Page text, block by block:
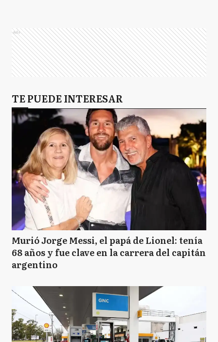
Ads
TE PUEDE INTERESAR
Murió Jorge Messi, el papá de Lionel: tenía
68 años y fue clave en la carrera del capitán
argentino